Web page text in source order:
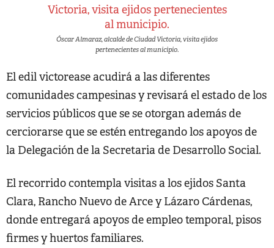
Óscar Almaraz, alcalde de Ciudad Victoria, visita ejidos
pertenecientes al municipio.
El edil victorease acudirá a las diferentes
comunidades campesinas y revisará el estado de los
servicios públicos que se se otorgan además de
cerciorarse que se estén entregando los apoyos de
la Delegación de la Secretaria de Desarrollo Social.
El recorrido contempla visitas a los ejidos Santa
Clara, Rancho Nuevo de Arce y Lázaro Cárdenas,
donde entregará apoyos de empleo temporal, pisos
firmes y huertos familiares.